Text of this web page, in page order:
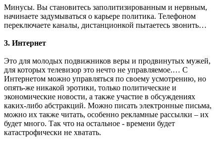
Минусы. Вы становитесь заполитизированным и нервным,
начинаете задумываться о карьере политика. Телефоном
переключаете каналы, дистанционкой пытаетесь звонить…
3. Интернет
Это для молодых подвижников веры и продвинутых мужей,
для которых телевизор это нечто не управляемое.… С
Интернетом можно управляться по своему усмотрению, но
опять-же никакой эротики, только политические и
экономические новости, а также участие в обсуждениях
каких-либо абстракций. Можно писать электронные письма,
можно их также читать, особенно рекламные рассылки – их
будет много. Так что на остальное - времени будет
катастрофически не хватать.